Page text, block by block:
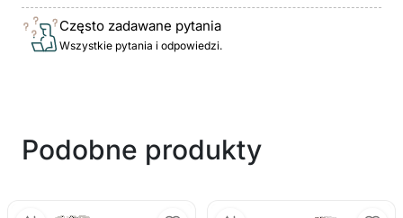
Często zadawane pytania
Wszystkie pytania i odpowiedzi.
Podobne produkty